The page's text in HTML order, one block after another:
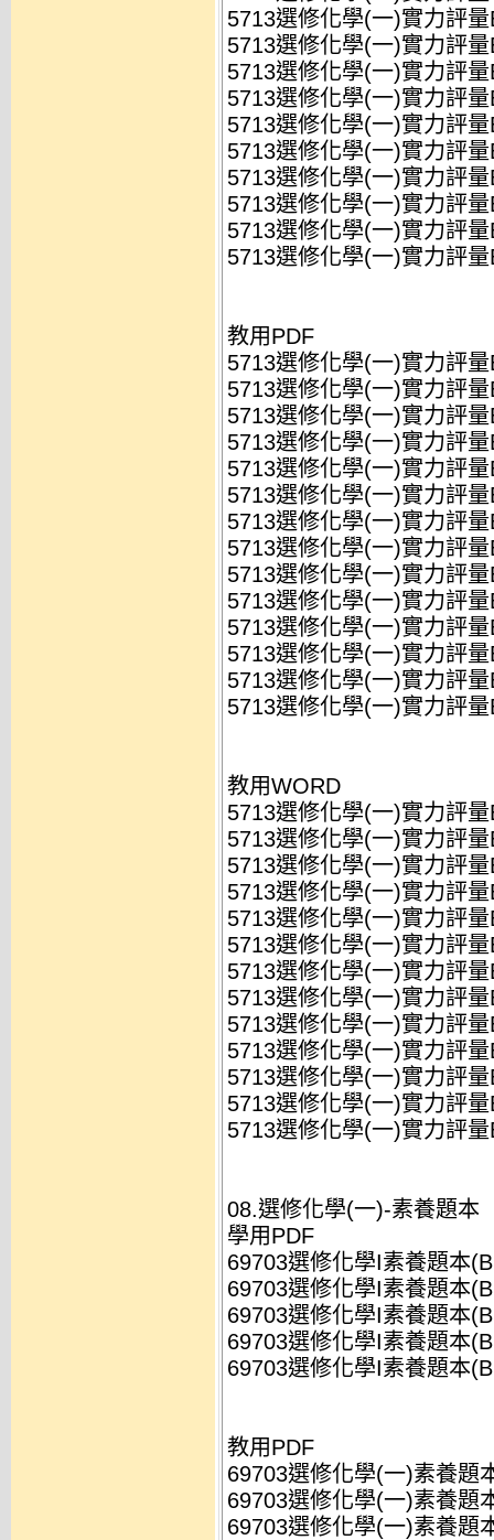
5713選修化學(一)實力評
5713選修化學(一)實力評
5713選修化學(一)實力評
5713選修化學(一)實力評
5713選修化學(一)實力評
5713選修化學(一)實力評
5713選修化學(一)實力評
5713選修化學(一)實力評
5713選修化學(一)實力評
5713選修化學(一)實力評
教用PDF
5713選修化學(一)實力評
5713選修化學(一)實力評
5713選修化學(一)實力評
5713選修化學(一)實力評
5713選修化學(一)實力評
5713選修化學(一)實力評
5713選修化學(一)實力評
5713選修化學(一)實力評
5713選修化學(一)實力評
5713選修化學(一)實力評
5713選修化學(一)實力評
5713選修化學(一)實力評
5713選修化學(一)實力評
5713選修化學(一)實力評
教用WORD
5713選修化學(一)實力評
5713選修化學(一)實力評
5713選修化學(一)實力評
5713選修化學(一)實力評
5713選修化學(一)實力評
5713選修化學(一)實力評
5713選修化學(一)實力評
5713選修化學(一)實力評
5713選修化學(一)實力評
5713選修化學(一)實力評
5713選修化學(一)實力評
5713選修化學(一)實力評
5713選修化學(一)實力評
08.選修化學(一)-素養題本
學用PDF
69703選修化學I素養題本
69703選修化學I素養題本
69703選修化學I素養題本
69703選修化學I素養題本
69703選修化學I素養題本
教用PDF
69703選修化學(一)素養題
69703選修化學(一)素養題
69703選修化學(一)素養題